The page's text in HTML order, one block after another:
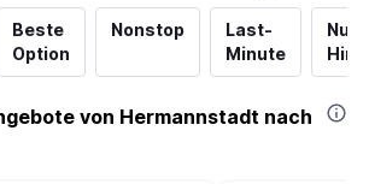
Beste
Option
Nonstop
Last-
Minute
Nur
von Hermannstadt nach